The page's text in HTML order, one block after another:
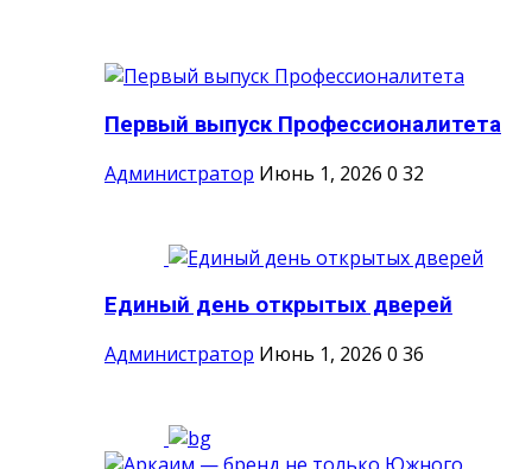
Первый выпуск Профессионалитета
Администратор Июнь 1, 2026 0 32
Единый день открытых дверей
Администратор Июнь 1, 2026 0 36